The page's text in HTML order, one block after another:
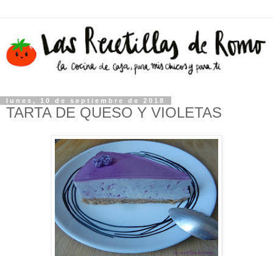
lunes, 10 de septiembre de 2018
TARTA DE QUESO Y VIOLETAS